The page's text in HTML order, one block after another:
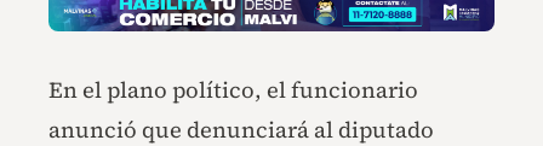
En el plano político, el funcionario
anunció que denunciará al diputado